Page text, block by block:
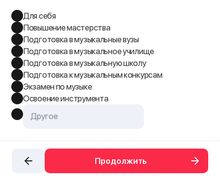
Для себя
Повышение мастерства
Подготовка в музыкальные вузы
Подготовка в музыкальное училище
Подготовка в музыкальную школу
Подготовка к музыкальным конкурсам
Экзамен по музыке
Освоение инструмента
Продолжить